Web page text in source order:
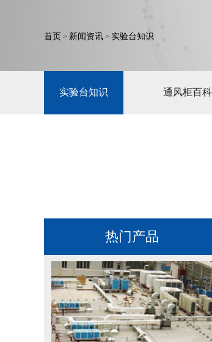
首页 > 新闻资讯 > 实验台知识
实验台知识 通风柜百科
热门产品